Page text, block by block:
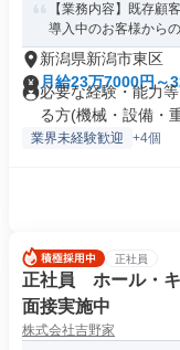
【業務内容】既存顧
導入中のお客様から
新潟県新潟市東区
月給23万7000円～
必要な経験・能力
る方(機械・設備・
業界未経験歓迎 +4個
正社員
正社員 ホール・
面接実施中
株式会社吉野家